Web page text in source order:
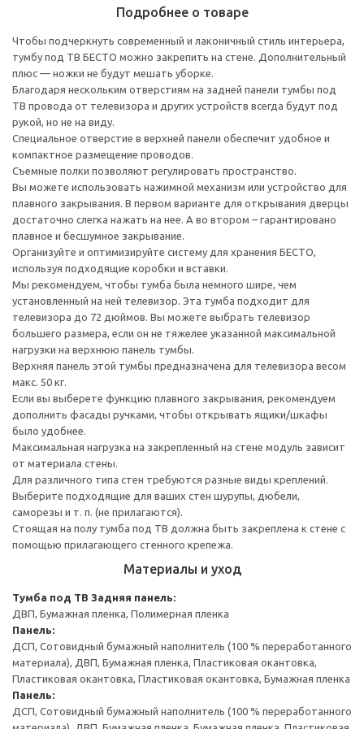
Подробнее о товаре
Чтобы подчеркнуть современный и лаконичный стиль интерьера,
тумбу под ТВ БЕСТО можно закрепить на стене. Дополнительный
плюс — ножки не будут мешать уборке.
Благодаря нескольким отверстиям на задней панели тумбы под
ТВ провода от телевизора и других устройств всегда будут под
рукой, но не на виду.
Специальное отверстие в верхней панели обеспечит удобное и
компактное размещение проводов.
Съемные полки позволяют регулировать пространство.
Вы можете использовать нажимной механизм или устройство для
плавного закрывания. В первом варианте для открывания дверцы
достаточно слегка нажать на нее. А во втором – гарантировано
плавное и бесшумное закрывание.
Организуйте и оптимизируйте систему для хранения БЕСТО,
используя подходящие коробки и вставки.
Мы рекомендуем, чтобы тумба была немного шире, чем
установленный на ней телевизор. Эта тумба подходит для
телевизора до 72 дюймов. Вы можете выбрать телевизор
большего размера, если он не тяжелее указанной максимальной
нагрузки на верхнюю панель тумбы.
Верхняя панель этой тумбы предназначена для телевизора весом
макс. 50 кг.
Если вы выберете функцию плавного закрывания, рекомендуем
дополнить фасады ручками, чтобы открывать ящики/шкафы
было удобнее.
Максимальная нагрузка на закрепленный на стене модуль зависит
от материала стены.
Для различного типа стен требуются разные виды креплений.
Выберите подходящие для ваших стен шурупы, дюбели,
саморезы и т. п. (не прилагаются).
Стоящая на полу тумба под ТВ должна быть закреплена к стене с
помощью прилагающего стенного крепежа.
Материалы и уход
Тумба под ТВ Задняя панель:
ДВП, Бумажная пленка, Полимерная пленка
Панель:
ДСП, Сотовидный бумажный наполнитель (100 % переработанного
материала), ДВП, Бумажная пленка, Пластиковая окантовка,
Пластиковая окантовка, Пластиковая окантовка, Бумажная пленка
Панель:
ДСП, Сотовидный бумажный наполнитель (100 % переработанного